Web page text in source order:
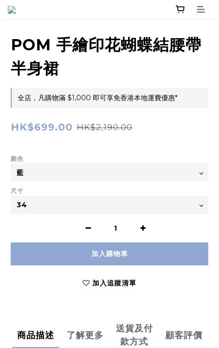
POM 手繪印花蝴蝶結腰帶
半身裙
全店，凡購物滿 $1,000 即可享免香港本地運費優惠*
HK$699.00 HK$2,190.00
顏色
尺寸
加入購物車
加入追蹤清單
商品描述 了解更多
送貨及付
款方式
顧客評價